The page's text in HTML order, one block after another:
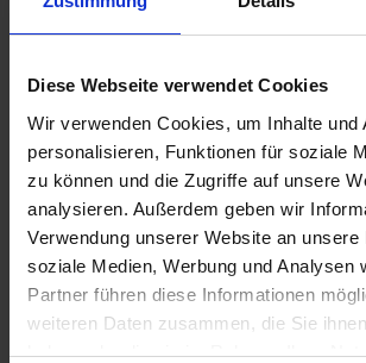
Diese Webseite verwendet Cookies
Wir verwenden Cookies, um Inhalte und
personalisieren, Funktionen für soziale
zu können und die Zugriffe auf unsere
analysieren. Außerdem geben wir
Verwendung unserer Website an unsere
soziale Medien, Werbung und Analysen
Partner führen diese Informationen
weiteren Daten zusammen, die Sie
haben oder die sie im Rahmen Ihrer
Mas 195 P
Artikel-Nr.: 549510-00-cfg